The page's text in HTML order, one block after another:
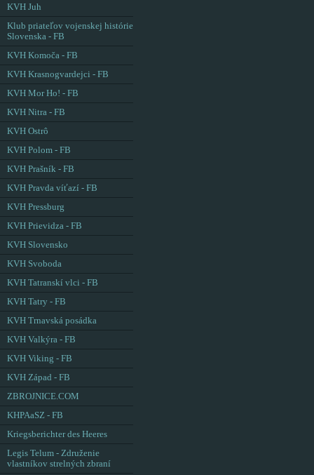
KVH Juh
Klub priateľov vojenskej histórie
Slovenska - FB
KVH Komoča - FB
KVH Krasnogvardejci - FB
KVH Mor Ho! - FB
KVH Nitra - FB
KVH Ostrô
KVH Polom - FB
KVH Prašník - FB
KVH Pravda víťazí - FB
KVH Pressburg
KVH Prievidza - FB
KVH Slovensko
KVH Svoboda
KVH Tatranskí vlci - FB
KVH Tatry - FB
KVH Trnavská posádka
KVH Valkýra - FB
KVH Viking - FB
KVH Západ - FB
ZBROJNICE.COM
KHPAaSZ - FB
Kriegsberichter des Heeres
Legis Telum - Združenie
vlastníkov strelných zbraní